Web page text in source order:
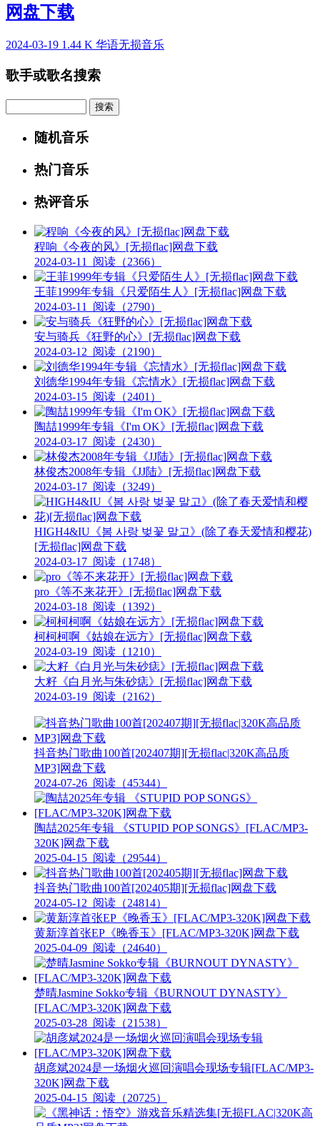
网盘下载
2024-03-19 1.44 K 华语无损音乐
歌手或歌名搜索
随机音乐
热门音乐
热评音乐
程响《今夜的风》[无损flac]网盘下载
2024-03-11
阅读（2366）
王菲1999年专辑《只爱陌生人》[无损flac]网盘下载
2024-03-11
阅读（2790）
安与骑兵《狂野的心》[无损flac]网盘下载
2024-03-12 阅读（2190）
刘德华1994年专辑《忘情水》[无损flac]网盘下载
2024-03-15 阅读（2401）
陶喆1999年专辑《I'm OK》[无损flac]网盘下载
2024-03-17 阅读（2430）
林俊杰2008年专辑《JJ陆》[无损flac]网盘下载
2024-03-17 阅读（3249）
HIGH4&IU《봄 사랑 벚꽃 말고》(除了春天爱情和樱花)
[无损flac]网盘下载
2024-03-17 阅读（1748）
pro《等不来花开》[无损flac]网盘下载
2024-03-18 阅读（1392）
柯柯柯啊《姑娘在远方》[无损flac]网盘下载
2024-03-19 阅读（1210）
大籽《白月光与朱砂痣》[无损flac]网盘下载
2024-03-19 阅读（2162）
抖音热门歌曲100首[202407期][无损flac|320K高品质
MP3]网盘下载
2024-07-26 阅读（45344）
陶喆2025年专辑 《STUPID POP SONGS》[FLAC/MP3-
320K]网盘下载
2025-04-15 阅读（29544）
抖音热门歌曲100首[202405期][无损flac]网盘下载
2024-05-12 阅读（24814）
黄新淳首张EP《晚香玉》[FLAC/MP3-320K]网盘下载
2025-04-09 阅读（24640）
楚晴Jasmine Sokko专辑《BURNOUT DYNASTY》
[FLAC/MP3-320K]网盘下载
2025-03-28 阅读（21538）
胡彦斌2024是一场烟火巡回演唱会现场专辑[FLAC/MP3-
320K]网盘下载
2025-04-15 阅读（20725）